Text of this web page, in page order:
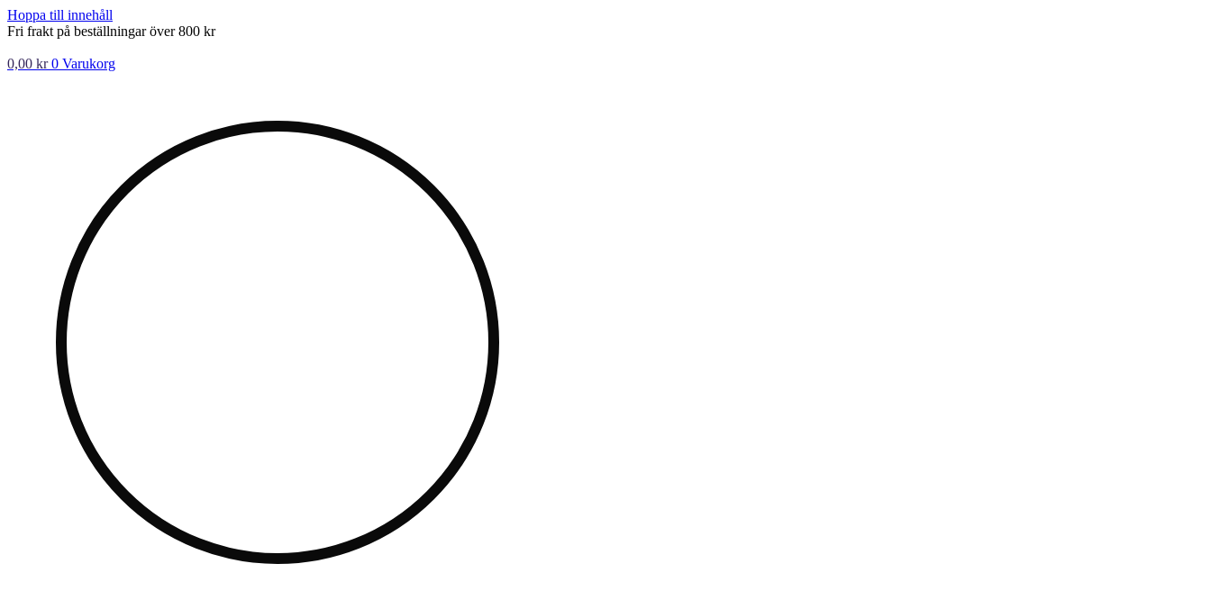
Hoppa till innehåll
Fri frakt på beställningar över 800 kr
0,00 kr 0 Varukorg